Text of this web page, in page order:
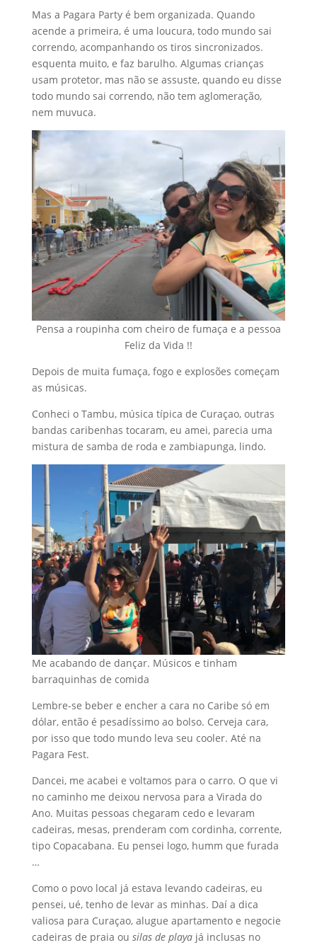
Mas a Pagara Party é bem organizada. Quando
acende a primeira, é uma loucura, todo mundo sai
correndo, acompanhando os tiros sincronizados.
esquenta muito, e faz barulho. Algumas crianças
usam protetor, mas não se assuste, quando eu disse
todo mundo sai correndo, não tem aglomeração,
nem muvuca.
Pensa a roupinha com cheiro de fumaça e a pessoa
Feliz da Vida !!
Depois de muita fumaça, fogo e explosões começam
as músicas.
Conheci o Tambu, música típica de Curaçao, outras
bandas caribenhas tocaram, eu amei, parecia uma
mistura de samba de roda e zambiapunga, lindo.
Me acabando de dançar. Músicos e tinham
barraquinhas de comida
Lembre-se beber e encher a cara no Caribe só em
dólar, então é pesadíssimo ao bolso. Cerveja cara,
por isso que todo mundo leva seu cooler. Até na
Pagara Fest.
Dancei, me acabei e voltamos para o carro. O que vi
no caminho me deixou nervosa para a Virada do
Ano. Muitas pessoas chegaram cedo e levaram
cadeiras, mesas, prenderam com cordinha, corrente,
tipo Copacabana. Eu pensei logo, humm que furada
…
Como o povo local já estava levando cadeiras, eu
pensei, ué, tenho de levar as minhas. Daí a dica
valiosa para Curaçao, alugue apartamento e negocie
cadeiras de praia ou silas de playajá inclusas no